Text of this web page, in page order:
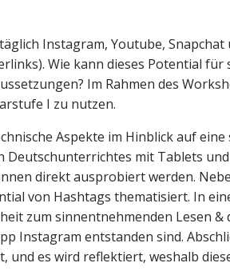
Instagram, Youtube,
Wie kann dieses Potential
Im Rahmen des
I zu nutzen.
Aspekte im Hinblick auf
Deutschunterrichtes mit Tablets
direkt ausprobiert werden.
von Hashtags thematisiert. In
zum sinnentnehmenden Lesen
Instagram entstanden sind.
es wird reflektiert, weshalb